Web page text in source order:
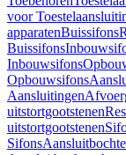
voor
apparatenBuissifons
Buissifons
Inbouwsifons
Opbouwsifons
Aansluitingen
uitstortgootstenen
uitstortgootstenen
Sifons